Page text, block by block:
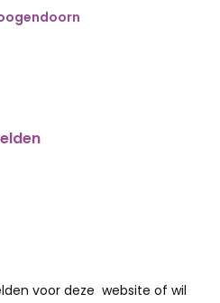
voor deze website of wil